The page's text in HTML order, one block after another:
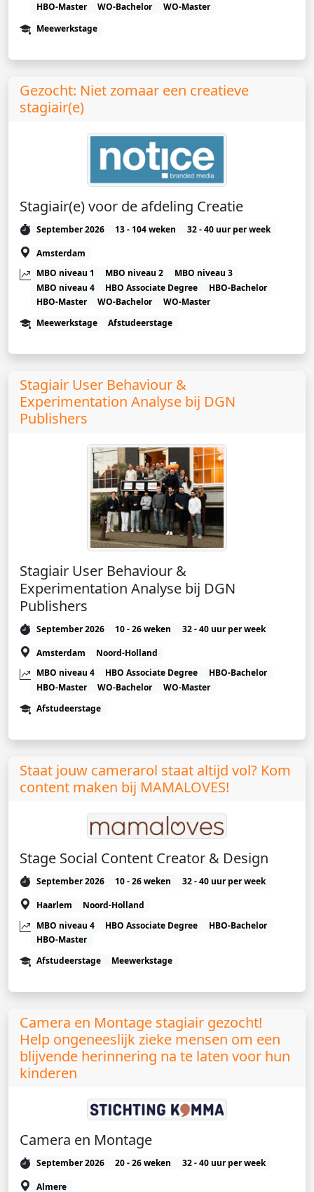
HBO-Master
WO-Bachelor
WO-Master
Meewerkstage
Gezocht: Niet zomaar een creatieve
stagiair(e)
Stagiair(e) voor de afdeling Creatie
September 2026 13 - 104 weken
32 - 40 uur per week
Amsterdam
MBO niveau 1
MBO niveau 2
MBO niveau 3
MBO niveau 4
HBO Associate Degree
HBO-Bachelor
HBO-Master
WO-Bachelor
WO-Master
Meewerkstage
Afstudeerstage
Stagiair User Behaviour &
Experimentation Analyse bij DGN
Publishers
Stagiair User Behaviour &
Experimentation Analyse bij DGN
Publishers
September 2026 10 - 26 weken
32 - 40 uur per week
Amsterdam
Noord-Holland
MBO niveau 4
HBO Associate Degree
HBO-Bachelor
HBO-Master
WO-Bachelor
WO-Master
Afstudeerstage
Staat jouw camerarol staat altijd vol? Kom
content maken bij MAMALOVES!
Stage Social Content Creator & Design
September 2026 10 - 26 weken
32 - 40 uur per week
Haarlem
Noord-Holland
MBO niveau 4
HBO Associate Degree
HBO-Bachelor
HBO-Master
Afstudeerstage
Meewerkstage
Camera en Montage stagiair gezocht!
Help ongeneeslijk zieke mensen om een
blijvende herinnering na te laten voor hun
kinderen
Camera en Montage
September 2026 20 - 26 weken
32 - 40 uur per week
Almere